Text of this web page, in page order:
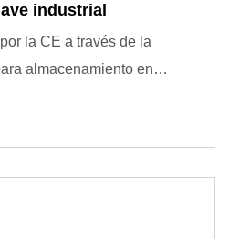
industrial
la CE a través de la
almacenamiento en